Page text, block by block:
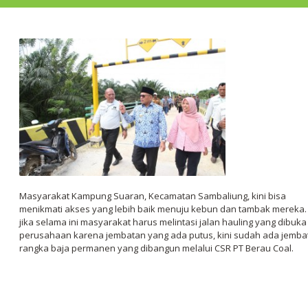
Masyarakat Kampung Suaran, Kecamatan Sambaliung, kini bisa
menikmati akses yang lebih baik menuju kebun dan tambak mereka.
jika selama ini masyarakat harus melintasi jalan hauling yang dibuka
perusahaan karena jembatan yang ada putus, kini sudah ada
rangka baja permanen yang dibangun melalui CSR PT Berau Coal.